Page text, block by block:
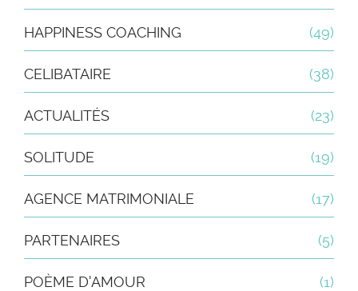
HAPPINESS COACHING (49)
CELIBATAIRE (38)
ACTUALITÉS (23)
SOLITUDE (19)
AGENCE MATRIMONIALE (17)
PARTENAIRES (5)
POÈME D'AMOUR (1)